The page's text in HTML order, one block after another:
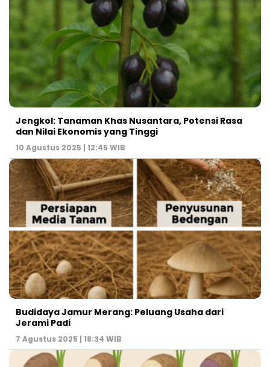
Jengkol: Tanaman Khas Nusantara, Potensi Rasa
dan Nilai Ekonomis yang Tinggi
10 Agustus 2025 | 12:45 WIB
Budidaya Jamur Merang: Peluang Usaha dari
Jerami Padi
7 Agustus 2025 | 18:34 WIB